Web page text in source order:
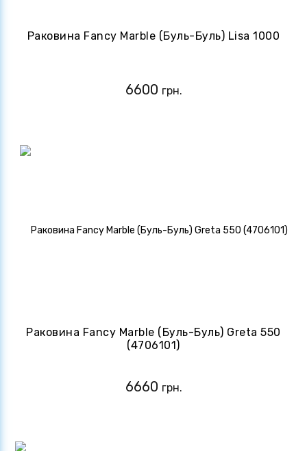
Раковина Fancy Marble (Буль-Буль) Lisa 1000
6600 грн.
Раковина Fancy Marble (Буль-Буль) Greta 550
(4706101)
6660 грн.